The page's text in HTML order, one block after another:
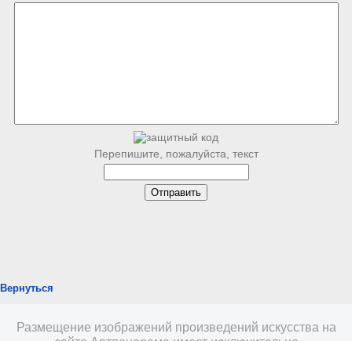
Перепишите, пожалуйста, текст
Вернуться
Размещение изображений произведений искусства на